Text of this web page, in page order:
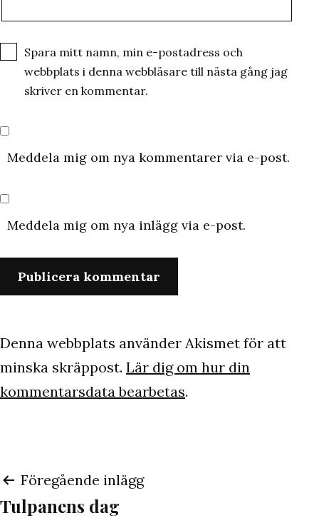
Spara mitt namn, min e-postadress och
webbplats i denna webbläsare till nästa gång jag
skriver en kommentar.
Meddela mig om nya kommentarer via e-post.
Meddela mig om nya inlägg via e-post.
Denna webbplats använder Akismet för att
minska skräppost. Lär dig om hur din
kommentarsdata bearbetas.
Inläggsnavigering
Föregående inlägg
Tulpanens dag